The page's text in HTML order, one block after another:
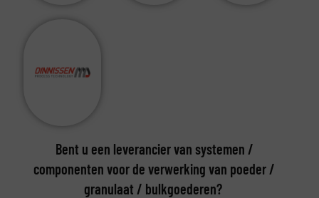
Bent u een leverancier van systemen /
componenten voor de verwerking van poeder /
granulaat / bulkgoederen?